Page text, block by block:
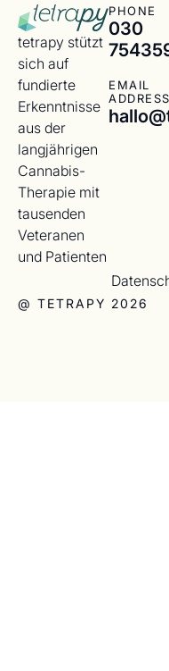
tetrapy stützt
sich auf
fundierte
Erkenntnisse
aus der
langjährigen
Cannabis-
Therapie mit
tausenden
Veteranen
und Patienten
PHONE
030
EMAIL
ADDRESS
@ TETRAPY 2026